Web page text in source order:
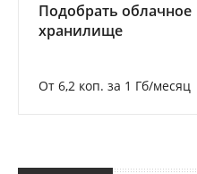
Подобрать облачное
хранилище
От 6,2 коп. за 1 Гб/месяц